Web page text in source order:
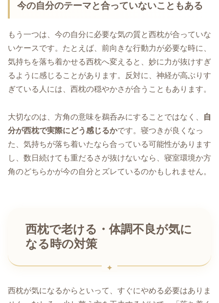
今の自分のテーマと合っていないこともある
もう一つは、今の自分に必要な気の質と西枕が合っていな
いケースです。たとえば、前向きな行動力が必要な時に、
気持ちを落ち着かせる西枕へ変えると、妙に力が抜けすぎ
るように感じることがあります。反対に、神経が高ぶりす
ぎている人には、西枕の穏やかさが合うこともあります。
大切なのは、方角の意味を鵜呑みにすることではなく、
自
分が西枕で実際にどう感じるかです。寝つきが良くなっ
た、気持ちが落ち着いたなら合っている可能性があります
し、数日続けても重だるさが抜けないなら、寝室環境か方
角のどちらかが今の自分とズレているのかもしれません。
西枕で老ける・体調不良が気に
なる時の対策
西枕が気になるからといって、すぐにやめる必要はありま